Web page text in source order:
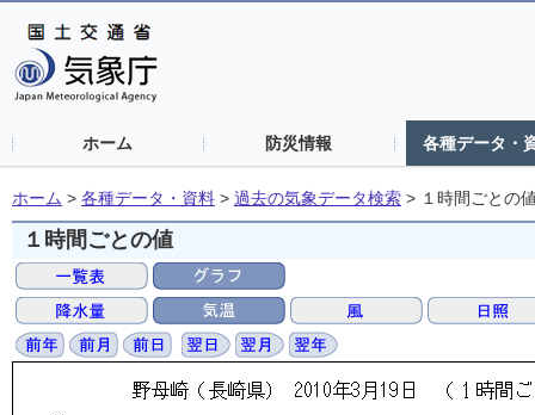
ホーム 防災情報 各種データ・
ホーム > 各種データ・資料 > 過去の気象データ検索 > １時間ごとの
１時間ごとの値